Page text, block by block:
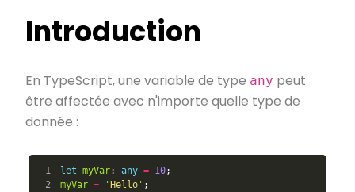
Introduction
En TypeScript, une variable de type any peut
être affectée avec n'importe quelle type de
donnée :
1
2
let myVar: any = 10;
myVar = ' Hello' ;